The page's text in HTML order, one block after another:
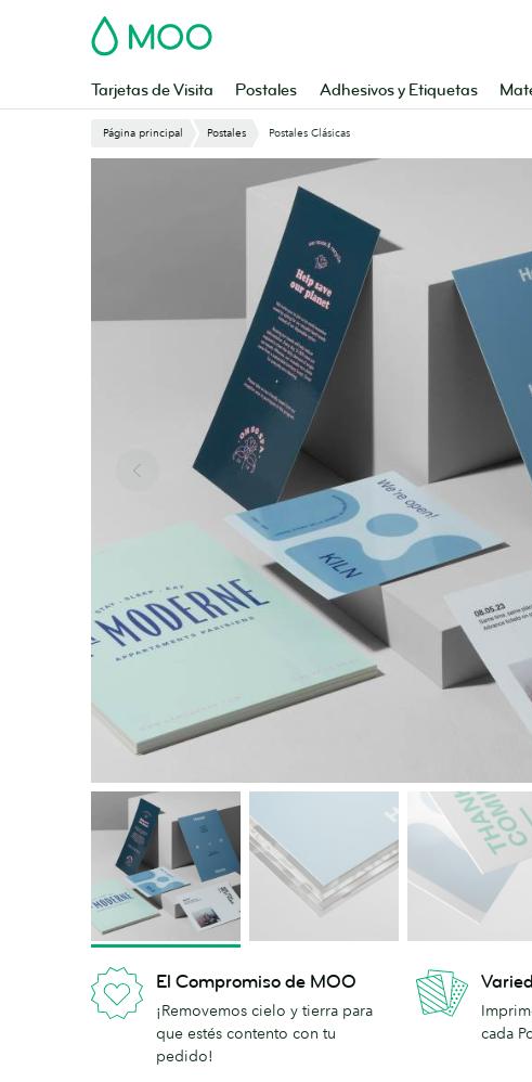
MOO
Tarjetas de Visita Postales Adhesivos y Etiquetas
Página principal Postales Postales Clásicas
El Compromiso de MOO
¡Removemos cielo y tierra para
que estés contento con tu
pedido!
cada